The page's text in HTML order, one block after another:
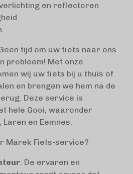
en reflectoren
tijd om uw fiets naar ons
probleem! Met onze
wij uw fiets bij u thuis of
en brengen we hem na de
Deze service is
hele Gooi, waaronder
Laren en Eemnes.
Marek Fiets-service?
: De ervaren en